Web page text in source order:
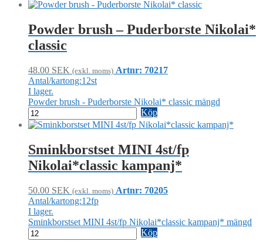
Powder brush – Puderborste Nikolai*
classic
48.00 SEK (exkl. moms) Artnr: 70217
Antal/kartong:12st
I lager.
Powder brush - Puderborste Nikolai* classic mängd
Köp
Sminkborstset MINI 4st/fp
Nikolai*classic kampanj*
50.00 SEK (exkl. moms) Artnr: 70205
Antal/kartong:12fp
I lager.
Sminkborstset MINI 4st/fp Nikolai*classic kampanj* mängd
Köp